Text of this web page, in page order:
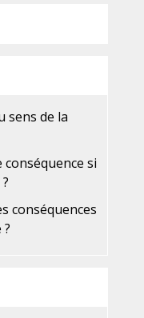
sens de la
si
conséquences